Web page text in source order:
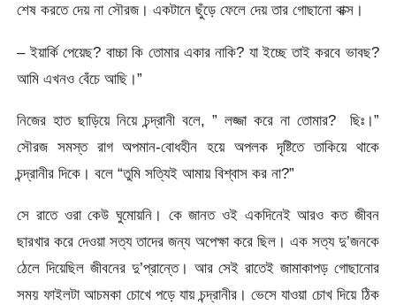
শেষ করতে দেয় না সৌরজ। একটানে ছুঁড়ে ফেলে দেয় তার গোছানো বাক্স।
– ইয়ার্কি পেয়েছ? বাচ্চা কি তোমার একার নাকি? যা ইচ্ছে তাই করবে ভাবছ?
আমি এখনও বেঁচে আছি।”
নিজের হাত ছাড়িয়ে নিয়ে চন্দ্রানী বলে, ” লজ্জা করে না তোমার? ছিঃ।”
সৌরজ সমস্ত রাগ অপমান-বোধহীন হয়ে অপলক দৃষ্টিতে তাকিয়ে থাকে
চন্দ্রানীর দিকে। বলে “তুমি সত্যিই আমায় বিশ্বাস কর না?”
সে রাতে ওরা কেউ ঘুমোয়নি। কে জানত ওই একদিনেই আরও কত জীবন
ছারখার করে দেওয়া সত্য তাদের জন্য অপেক্ষা করে ছিল। এক সত্য দু’জনকে
ঠেলে দিয়েছিল জীবনের দু’প্রান্তে। আর সেই রাতেই জামাকাপড় গোছানোর
সময় ফাইলটা আচমকা চোখে পড়ে যায় চন্দ্রানীর। ভেসে যাওয়া চোখ দিয়ে ঠিক